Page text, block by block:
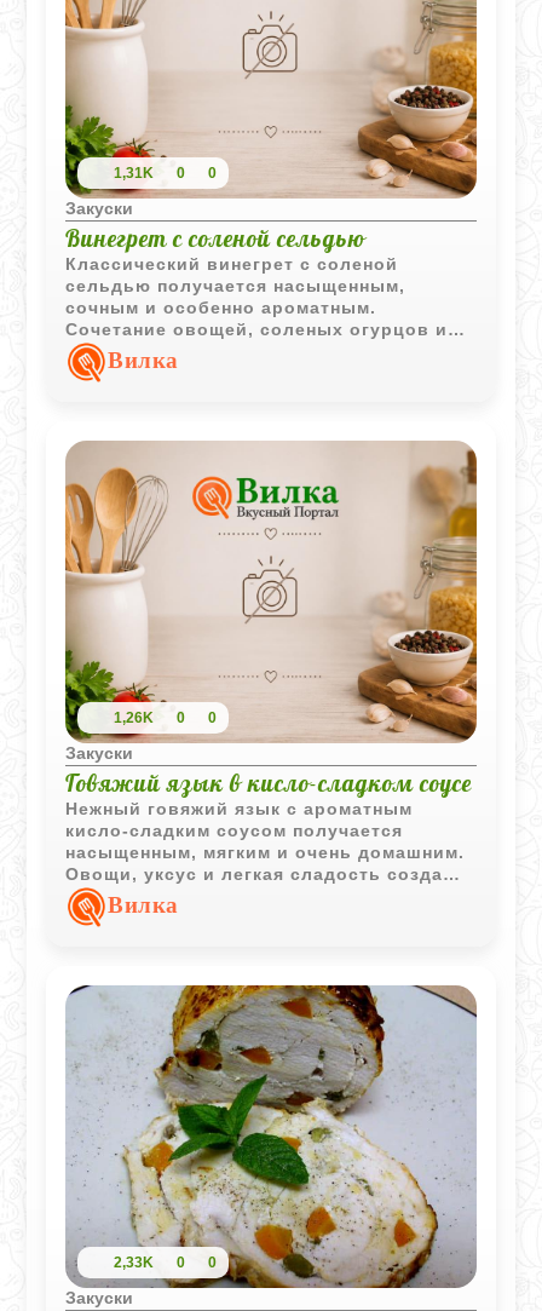
1,31K 0 0
Закуски
Винегрет с соленой сельдью
Классический винегрет с соленой
сельдью получается насыщенным,
сочным и особенно ароматным.
Сочетание овощей, соленых огурцов и
рыбы делает салат более сытным и
выразительным по вкусу.
Вилка
1,26K 0 0
Закуски
Говяжий язык в кисло-сладком соусе
Нежный говяжий язык с ароматным
кисло-сладким соусом получается
насыщенным, мягким и очень домашним.
Овощи, уксус и легкая сладость создают
интересный вкус, который отлично
сочетается с картофельным пюре.
Вилка
2,33K 0 0
Закуски